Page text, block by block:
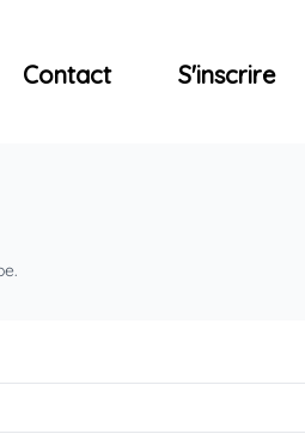
Contact S'inscrire